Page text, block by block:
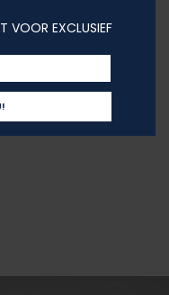
VOOR EXCLUSIEF